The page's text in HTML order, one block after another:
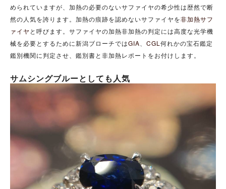
められていますが、加熱の必要のないサファイヤの希少性は歴然で断
然の人気を誇ります。加熱の痕跡を認めないサファイヤを非加熱サフ
ァイヤ と呼びます。サファイヤの加熱非加熱の判定には高度な光学機
械を必要とするために新潟ブローチではGIA、 CGL何れかの宝石鑑定
鑑別機関に判定させ、鑑別書と非加熱レポートをお付けします。
サムシングブルーとしても人気